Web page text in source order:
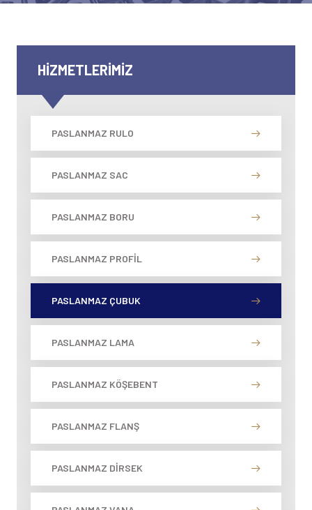
HIZMETLERIMIZ
PASLANMAZ RULO
PASLANMAZ SAC
PASLANMAZ BORU
PASLANMAZ PROFIL
PASLANMAZ ÇUBUK
PASLANMAZ LAMA
PASLANMAZ KÖŞEBENT
PASLANMAZ FLANŞ
PASLANMAZ DIRSEK